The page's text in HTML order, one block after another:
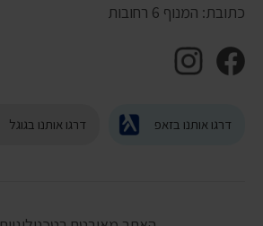
כתובת: המנוף 6 רחובות
דרגו אותנו בזאפ דרגו אותנו בגוגל